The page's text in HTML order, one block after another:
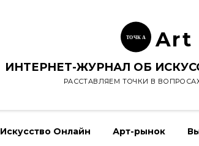
ТОЧК А Art
ИНТЕРНЕТ-ЖУРНАЛ ОБ
РАССТАВЛЯЕМ ТОЧКИ В
Искусство Онлайн Арт-рынок